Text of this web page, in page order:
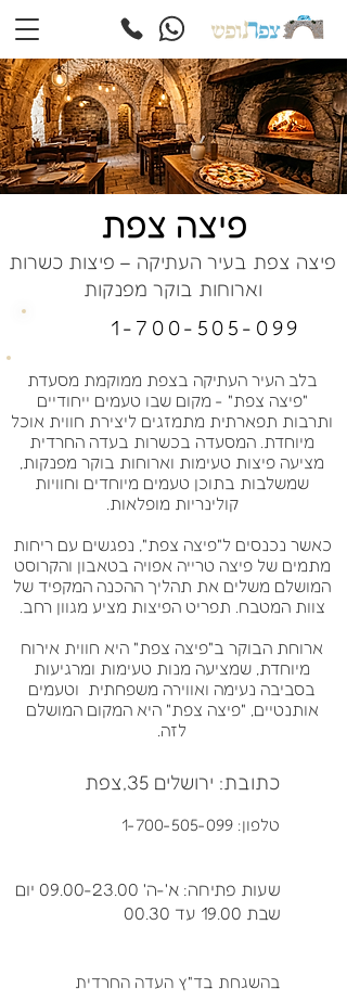
פיצה צפת
פיצה צפת בעיר העתיקה – פיצות כשרות
וארוחות בוקר מפנקות
1-700-505-099
בלב העיר העתיקה בצפת ממוקמת מסעדת
"פיצה צפת" - מקום שבו טעמים ייחודיים
ותרבות תפארתית מתמזגים ליצירת חווית אוכל
מיוחדת. המסעדה בכשרות בעדה החרדית
מציעה פיצות טעימות וארוחות בוקר מפנקות,
שמשלבות בתוכן טעמים מיוחדים וחוויות
קולינריות מופלאות.
כאשר נכנסים ל"פיצה צפת", נפגשים עם ריחות
מתמים של פיצה טרייה אפויה בטאבון והקרוסט
המושלם משלים את תהליך ההכנה המקפיד של
צוות המטבח. תפריט הפיצות מציע מגוון רחב.
ארוחת הבוקר ב"פיצה צפת" היא חווית אירוח
מיוחדת, שמציעה מנות טעימות ומרגיעות
בסביבה נעימה ואווירה משפחתית וטעמים
אותנטיים, "פיצה צפת" היא המקום המושלם
לזה.
כתובת: ירושלים 35,צפת
טלפון: 1-700-505-099
שעות פתיחה: א'-ה' 09.00-23.00 יום
שבת 19.00 עד 00.30
בהשגחת בד"ץ העדה החרדית